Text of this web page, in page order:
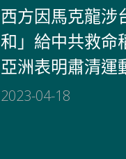
西方因馬克龍涉
和」給中共救命
亞洲表明肅清運
2023-04-18